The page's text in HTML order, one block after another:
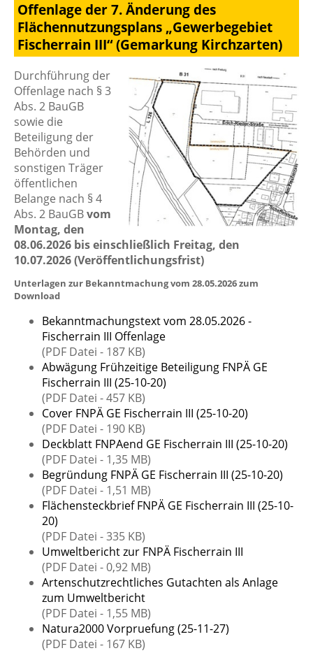
Offenlage der 7. Änderung des
Flächennutzungsplans „Gewerbegebiet
Fischerrain III“ (Gemarkung Kirchzarten)
Durchführung der
Offenlage nach § 3
Abs. 2 BauGB
sowie die
Beteiligung der
Behörden und
sonstigen Träger
öffentlichen
Belange nach § 4
Abs. 2 BauGBvom
Montag, den
08.06.2026 bis einschließlich Freitag, den
10.07.2026 (Veröffentlichungsfrist)
Unterlagen zur Bekanntmachung vom 28.05.2026 zum
Download
Bekanntmachungstext vom 28.05.2026 -
Fischerrain III Offenlage
(PDF Datei - 187 KB)
Abwägung Frühzeitige Beteiligung FNPÄ GE
Fischerrain III (25-10-20)
(PDF Datei - 457 KB)
Cover FNPÄ GE Fischerrain III (25-10-20)
(PDF Datei - 190 KB)
Deckblatt FNPAend GE Fischerrain III (25-10-20)
(PDF Datei - 1,35 MB)
Begründung FNPÄ GE Fischerrain III (25-10-20)
(PDF Datei - 1,51 MB)
Flächensteckbrief FNPÄ GE Fischerrain III (25-10-
20)
(PDF Datei - 335 KB)
Umweltbericht zur FNPÄ Fischerrain III
(PDF Datei - 0,92 MB)
Artenschutzrechtliches Gutachten als Anlage
zum Umweltbericht
(PDF Datei - 1,55 MB)
Natura2000 Vorpruefung (25-11-27)
(PDF Datei - 167 KB)